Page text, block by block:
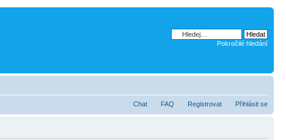
Pokročilé hledání
Chat FAQ Registrovat Přihlásit se